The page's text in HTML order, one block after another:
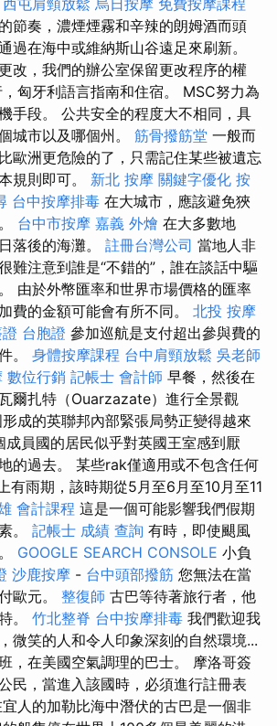
西屯肩頸放鬆 烏日按摩 免費按摩課程
節奏，濃煙煙霧和辛辣的朗姆酒而頭
過在海中或維納斯山谷遠足來刷新。
改，我們的辦公室保留更改程序的權
匈牙利語言指南和住宿。 MSC努力為
手段。 公共安全的程度大不相同，具
城市以及哪個州。 筋骨撥筋堂 一般而
歐洲更危險的了，只需記住某些被遺忘
規則即可。 新北 按摩 關鍵字優化 按
台中按摩排毒 在大城市，應該避免狹
台中市按摩 嘉義 外燴 在大多數地
落後的海灘。 註冊台灣公司 當地人非
難注意到誰是“不錯的”，誰在談話中驅
由於外幣匯率和世界市場價格的匯率
費的金額可能會有所不同。 北投 按摩
台胞證 參加巡航是支付超出參與費的
。 身體按摩課程 台中肩頸放鬆 吳老師
數位行銷 記帳士 會計師 早餐，然後在
爾扎特（Ouarzazate）進行全景觀
成的英聯邦內部緊張局勢正變得越來
員國的居民似乎對英國王室感到厭
的過去。 某些rak僅適用或不包含任何
有雨期，該時期從5月至6月至10月至11
會計課程 這是一個可能影響我們假期
。 記帳士 成績 查詢 有時，即使颶風
GOOGLE SEARCH CONSOLE 小負
沙鹿按摩 - 台中頭部撥筋 您無法在當
歐元。 整復師 古巴等待著旅行者，他
。 竹北整脊 台中按摩排毒 我們歡迎我
微笑的人和令人印象深刻的自然環境...
，在美國空氣調理的巴士。 摩洛哥簽
民，當進入該國時，必須進行註冊表
宜人的加勒比海中潛伏的古巴是一個非